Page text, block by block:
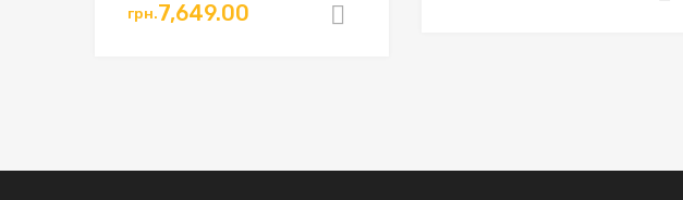
грн.7,649.00